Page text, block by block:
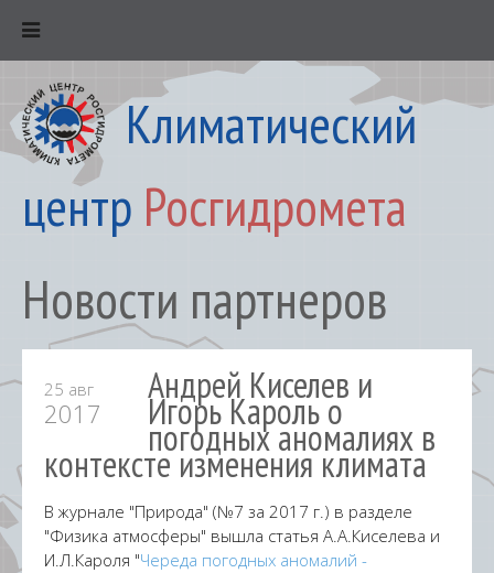
Климатический
центр Росгидромета
Новости партнеров
25 авг
2017
Андрей Киселев и
Игорь Кароль о
погодных аномалиях в
контексте изменения климата
В журнале "Природа" (№7 за 2017 г.) в разделе
"Физика атмосферы" вышла статья А.А.Киселева и
И.Л.Кароля "Череда погодных аномалий -